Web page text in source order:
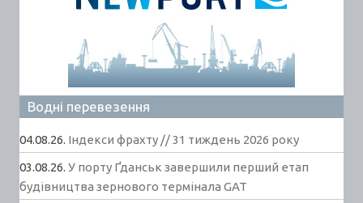
Водні перевезення
04.08.26. Індекси фрахту // 31 тиждень 2026 року
03.08.26. У порту Ґданськ завершили перший етап
будівництва зернового термінала GAT